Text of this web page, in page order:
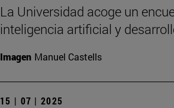
La Universidad acoge un
inteligencia artificial y
Imagen Manuel Castells
15 | 07 | 2025